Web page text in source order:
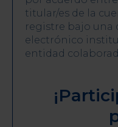
titular/es de la
registre bajo una
electrónico
entidad